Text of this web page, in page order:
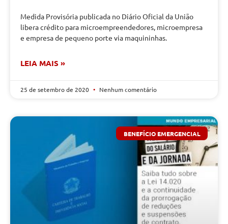
Medida Provisória publicada no Diário Oficial da União
libera crédito para microempreendedores, microempresa
e empresa de pequeno porte via maquininhas.
LEIA MAIS »
25 de setembro de 2020 Nenhum comentário
BENEFÍCIO EMERGENCIAL